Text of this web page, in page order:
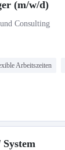
(m/w/d)
Consulting
Arbeitszeiten